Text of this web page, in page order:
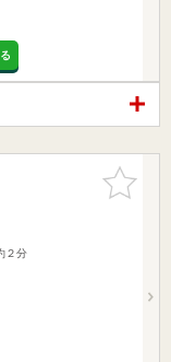
お気に入
りに追加
２分